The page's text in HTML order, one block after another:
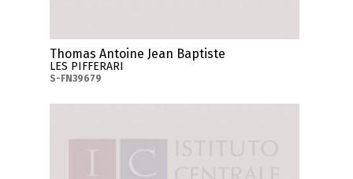
Thomas Antoine Jean Baptiste
LES PIFFERARI
S-FN39679